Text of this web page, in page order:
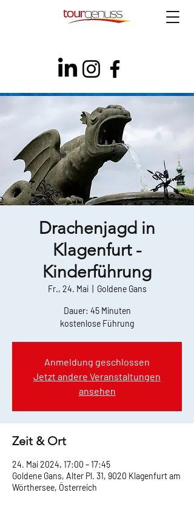
Drachenjagd in
Klagenfurt -
Kinderführung
Fr., 24. Mai
  |
Goldene Gans
Dauer: 45 Minuten
kostenlose Führung
Anmeldung geschlossen
Jetzt andere Veranstaltungen
ansehen
Zeit & Ort
24. Mai 2024, 17:00 – 17:45
Goldene Gans, Alter Pl. 31, 9020 Klagenfurt am
Wörthersee, Österreich